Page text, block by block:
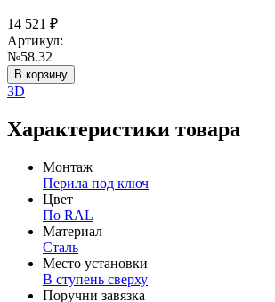
14 521 ₽
Артикул:
№58.32
В корзину
3D
Характеристики товара
Монтаж
Перила под ключ
Цвет
По RAL
Материал
Сталь
Место установки
В ступень сверху
Поручни завязка